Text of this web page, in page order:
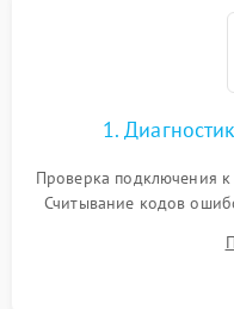
1.
Проверка подключения
Считывание кодов
выявления посторонних